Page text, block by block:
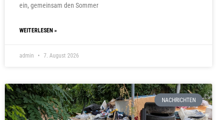
ein, gemeinsam den Sommer
WEITERLESEN »
admin 7. August 2026
NACHRICHTEN